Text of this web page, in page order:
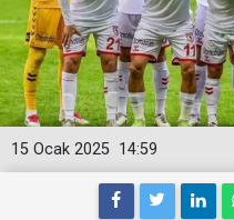
14:59
15 Ocak 2025